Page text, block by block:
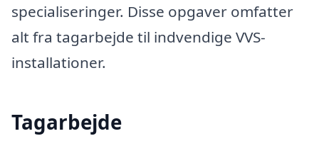
specialiseringer. Disse opgaver omfatter
alt fra tagarbejde til indvendige VVS-
installationer.
Tagarbejde